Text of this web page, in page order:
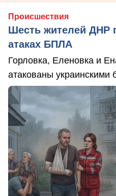
Происшествия
Шесть жителей ДНР
атаках БПЛА
Горловка, Еленовка и
атакованы украинскими